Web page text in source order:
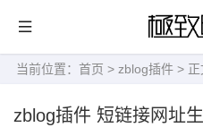
当前位置： 首页 > zblog插件 > 正
zblog插件 短链接网址